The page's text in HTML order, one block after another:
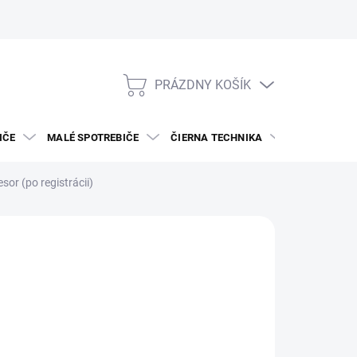
NÁKUPNÝ
PRÁZDNY KOŠÍK
MALÉ SPOTREBIČE ČIERNA TECHNIKA
(po registrácii)